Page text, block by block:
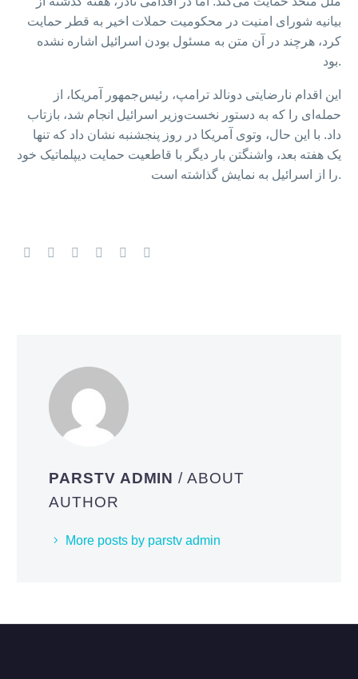
بیانیه شورای امنیت در محکومیت حملات اخیر به قطر حمایت
کرد، هرچند در آن متن به مسئول بودن اسرائیل اشاره نشده
بود.
این اقدام نارضایتی دونالد ترامپ، رئیس‌جمهور آمریکا، از
حمله‌ای را که به دستور نخست‌وزیر اسرائیل انجام شد، بازتاب
داد. با این حال، وتوی آمریکا در روز پنجشنبه نشان داد که تنها
یک هفته بعد، واشنگتن بار دیگر با قاطعیت حمایت دیپلماتیک خود
را از اسرائیل به نمایش گذاشته است.
PARSTV ADMIN/ ABOUT
AUTHOR
More posts by parstv admin